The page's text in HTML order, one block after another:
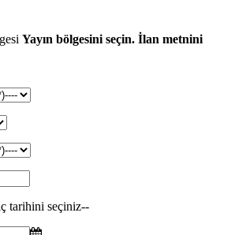
Yayın bölgesini seçin. İlan metnini
tarihini seçiniz--